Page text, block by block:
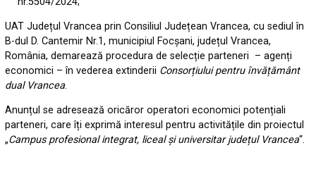
UAT Județul Vrancea prin Consiliul Județean Vrancea, cu sediul în
B-dul D. Cantemir Nr.1, municipiul Focșani, județul Vrancea,
România, demarează procedura de selecție parteneri – agenți
economici – în vederea extinderii Consorțiului pentru învățământ
dual Vrancea.
Anunțul se adresează oricăror operatori economici potențiali
parteneri, care îți exprimă interesul pentru activitățile din proiectul
„Campus profesional integrat, liceal și universitar județul Vrancea“.